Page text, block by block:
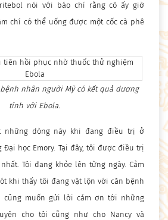
nói với báo chí rằng cô ấy giờ
chí có thể uống được một cốc cà phê
nhân người Mỹ có kết quả dương
tính với Ebola.
những dòng này khi đang điều trị ở
học Emory. Tại đây, tôi được điều trị
Tôi đang khỏe lên từng ngày. Cảm
khi thấy tôi đang vật lộn với căn bệnh
cũng muốn gửi lời cảm ơn tới những
cho tôi cũng như cho Nancy và